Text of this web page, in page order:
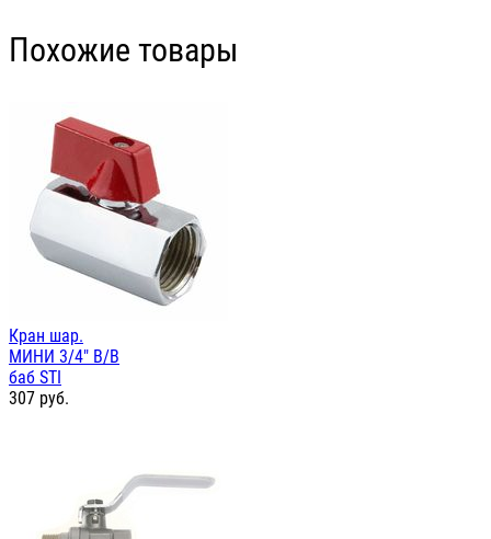
Похожие товары
Кран шар.
МИНИ 3/4" В/В
баб STI
307 руб.